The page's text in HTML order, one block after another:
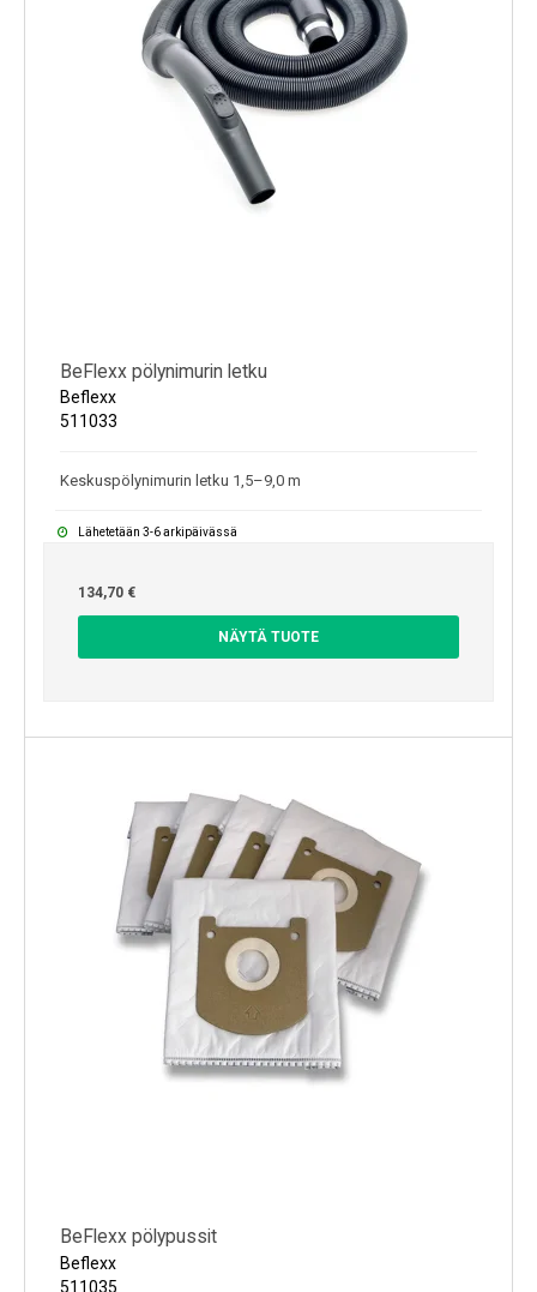
BeFlexx pölynimurin letku
Beflexx
511033
Keskuspölynimurin letku 1,5–9,0 m
Lähetetään 3-6 arkipäivässä
134,70 €
NÄYTÄ TUOTE
BeFlexx pölypussit
Beflexx
511035